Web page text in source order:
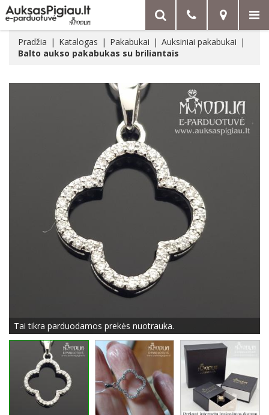
Pradžia Katalogas Pakabukai
Auksiniai pakabukai
Balto aukso pakabukas su briliantais
Tai tikra parduodamos prekės nuotrauka.